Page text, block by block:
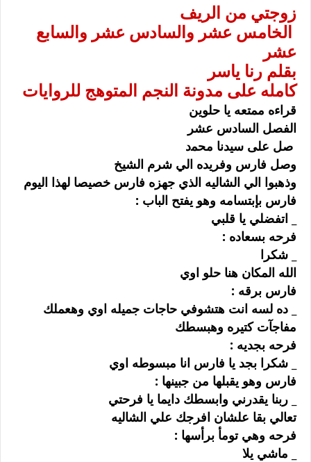
زوجتي من الريف
الخامس عشر والسادس عشر والسابع
عشر
بقلم رنا ياسر
كامله على مدونة النجم المتوهج للروايات
قراءه ممتعه يا حلوين
ﺍﻟﻔﺼﻞ ﺍﻟﺴﺎﺩﺱ ﻋﺸﺮ
ﺻﻞ ﻋﻠﻰ ﺳﻴﺪﻧﺎ ﻣﺤﻤد
ﻭﺻﻞ ﻓﺎﺭﺱ ﻭﻓﺮﻳﺪﻩ ﺍﻟﻲ ﺷﺮﻡ ﺍﻟﺸﻴﺦ
ﻭﺫﻫﺒﻮﺍ ﺍﻟﻲ ﺍﻟﺸﺎﻟﻴﻪ ﺍﻟﺬﻱ ﺟﻬﺰﻩ ﻓﺎﺭﺱ ﺧﺼﻴﺼﺎ ﻟﻬﺬﺍ ﺍﻟﻴﻮﻡ
ﻓﺎﺭﺱ ﺑﺈﺑﺘﺴﺎﻣﻪ ﻭﻫﻮ ﻳﻔﺘﺢ ﺍﻟﺒﺎﺏ :
_ ﺍﺗﻔﻀﻠﻲ ﻳﺎ ﻗﻠﺒﻲ
ﻓﺮﺣﻪ ﺑﺴﻌﺎﺩﻩ :
_ ﺷﻜﺮﺍ
ﺍﻟﻠﻪ ﺍﻟﻤﻜﺎﻥ ﻫﻨﺎ ﺣﻠﻮ ﺍﻭﻱ
ﻓﺎﺭﺱ ﺑﺮﻗﻪ :
_ ﺩﻩ ﻟﺴﻪ ﺍﻧﺖ ﻫﺘﺸﻮﻓﻲ ﺣﺎﺟﺎﺕ ﺟﻤﻴﻠﻪ ﺍﻭﻱ ﻭﻫﻌﻤﻠﻚ
ﻣﻔﺎﺟﺂﺕ ﻛﺘﻴﺮﻩ ﻭﻫﺒﺴﻄﻚ
ﻓﺮﺣﻪ ﺑﺠﺪﻳﻪ :
_ ﺷﻜﺮﺍ ﺑﺠﺪ ﻳﺎ ﻓﺎﺭﺱ ﺍﻧﺎ ﻣﺒﺴﻮﻃﻪ ﺍﻭﻱ
ﻓﺎﺭﺱ ﻭﻫﻮ ﻳﻘﺒﻠﻬﺎ ﻣﻦ ﺟﺒﻴﻨﻬﺎ :
_ ﺭﺑﻨﺎ ﻳﻘﺪﺭﻧﻲ ﻭﺍﺑﺴﻄﻚ ﺩﺍﻳﻤﺎ ﻳﺎ ﻓﺮﺣﺘﻲ
ﺗﻌﺎﻟﻲ ﺑﻘﺎ ﻋﻠﺸﺎﻥ ﺍﻓﺮﺟﻚ ﻋﻠﻲ ﺍﻟﺸﺎﻟﻴﻪ
ﻓﺮﺣﻪ ﻭﻫﻲ ﺗﻮﻣﺄ ﺑﺮﺃﺳﻬﺎ :
_ ﻣﺎﺷﻲ ﻳﻼ